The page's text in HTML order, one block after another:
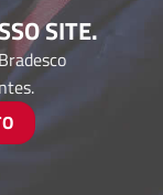
SITE.